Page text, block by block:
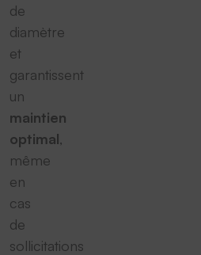
de
diamètre
et
garantissent
un
maintien
optimal,
même
en
cas
de
sollicitations